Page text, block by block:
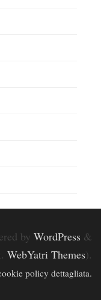
by WordPress &
WebYatri Themes).
policy dettagliata.